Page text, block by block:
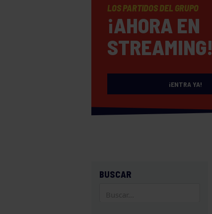
LOS PARTIDOS DEL GRUPO
¡AHORA EN
STREAMING!
¡ENTRA YA!
BUSCAR